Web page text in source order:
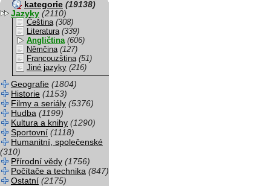
kategorie (19138)
Jazyky (2110)
Čeština (308)
Literatura (339)
Angličtina (606)
Němčina (127)
Francouzština (51)
Jiné jazyky (216)
Geografie (1804)
Historie (1153)
Filmy a seriály (5376)
Hudba (1199)
Kultura a knihy (1290)
Sportovní (1118)
Humanitní, společenské
(310)
Přírodní vědy (1756)
Počítače a technika (847)
Ostatní (2175)